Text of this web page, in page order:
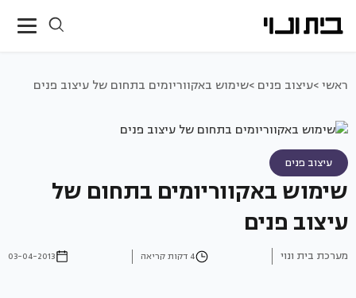
ראשי >עיצוב פנים >שימוש באקווריומים בתחום של עיצוב פנים
עיצוב פנים
שימוש באקווריומים בתחום של
עיצוב פנים
מערכת בית ונוי 4 דקות קריאה 03-04-2013